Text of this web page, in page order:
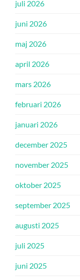
juli 2026
juni 2026
maj 2026
april 2026
mars 2026
februari 2026
januari 2026
december 2025
november 2025
oktober 2025
september 2025
augusti 2025
juli 2025
juni 2025